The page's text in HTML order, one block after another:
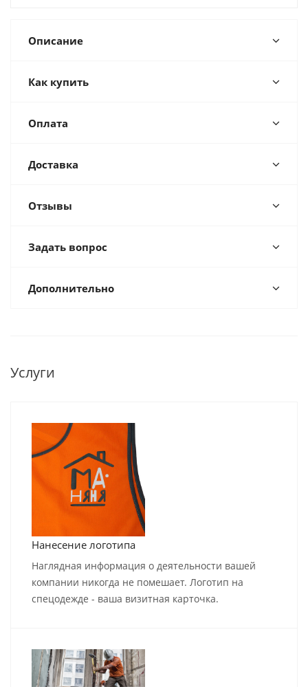
Описание
Как купить
Оплата
Доставка
Отзывы
Задать вопрос
Дополнительно
Услуги
Нанесение логотипа
Наглядная информация о деятельности вашей
компании никогда не помешает. Логотип на
спецодежде - ваша визитная карточка.